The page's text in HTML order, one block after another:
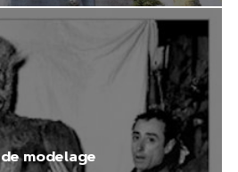
modelage